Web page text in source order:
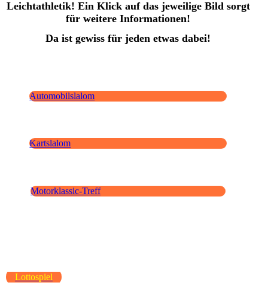
Leichtathletik! Ein Klick auf das jeweilige Bild sorgt
für weitere Informationen!
Da ist gewiss für jeden etwas dabei!
Automobilslalom
Kartslalom
Motorklassic-Treff
Lottospiel